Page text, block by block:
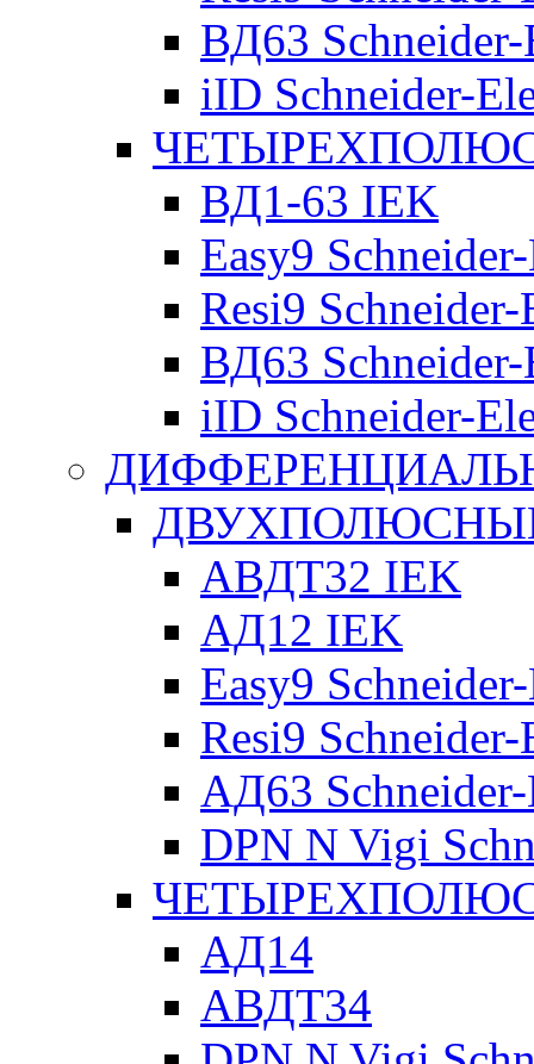
ВД63
iID Schneider-
ВД1-63 IEK
Easy9
Resi9
ВД63
iID Schneider-
АВДТ32 IEK
АД12 IEK
Easy9
Resi9
АД63
DPN N Vigi
АД14
АВДТ34